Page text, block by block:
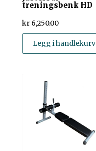
treningsbenk HD
kr6,250.00
Legg i handlekurv